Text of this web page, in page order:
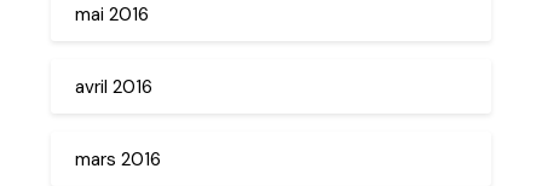
mai 2016
avril 2016
mars 2016